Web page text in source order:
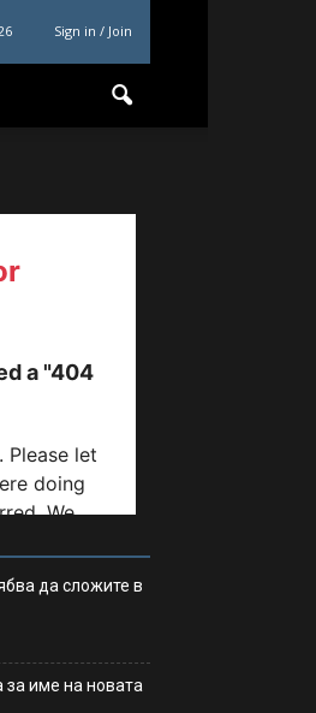
Sign in / Join
да сложите в
за име на новата